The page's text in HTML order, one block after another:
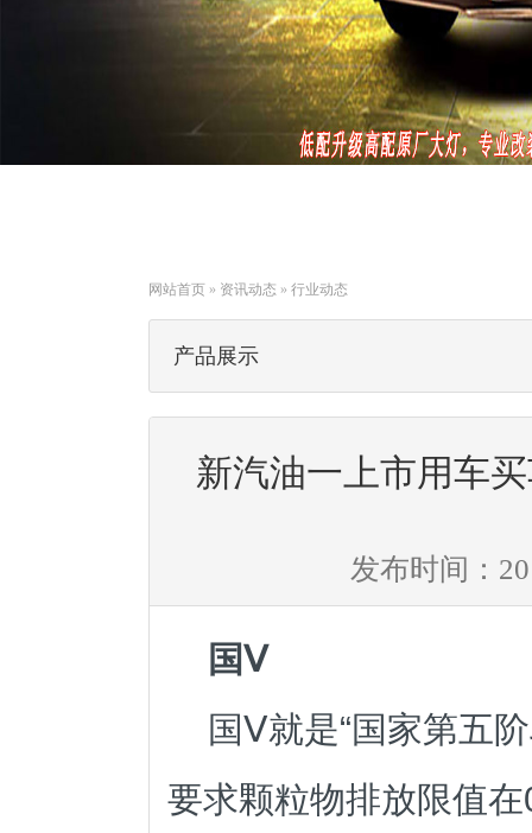
网站首页 » 资讯动态 » 行业动态
产品展示
新汽油一上市用车
发布时间：
国Ⅴ
国Ⅴ就是“国家第五
要求颗粒物排放限值